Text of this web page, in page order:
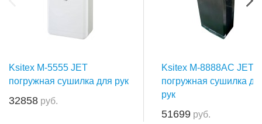
Ksitex M-5555 JET
погружная сушилка для рук
32858 руб.
Ksitex M-8888AC JET
погружная сушилка
рук
51699 руб.